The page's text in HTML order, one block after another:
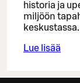
historia ja
miljöön
keskustassa.
Lue lisää